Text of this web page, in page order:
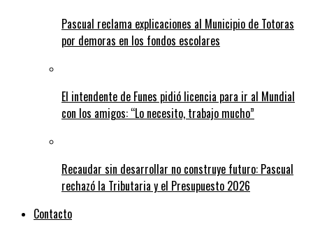
Pascual reclama explicaciones al Municipio de Totoras
por demoras en los fondos escolares
El intendente de Funes pidió licencia para ir al Mundial
con los amigos: “Lo necesito, trabajo mucho”
Recaudar sin desarrollar no construye futuro: Pascual
rechazó la Tributaria y el Presupuesto 2026
Contacto